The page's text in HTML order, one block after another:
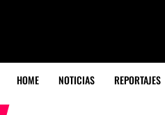
HOME NOTICIAS REPORTAJES